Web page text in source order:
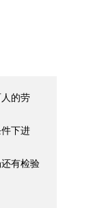
的劳
下进
有检验